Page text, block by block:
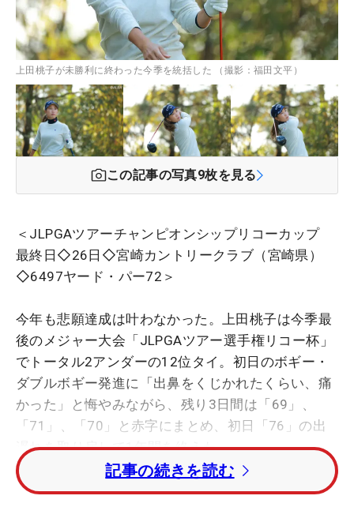
上田桃子が未勝利に終わった今季を統括した （撮影：福田文平）
この記事の写真9枚を見る
＜JLPGAツアーチャンピオンシップリコーカップ
最終日◇26日◇宮崎カントリークラブ（宮崎県）
◇6497ヤード・パー72＞
今年も悲願達成は叶わなかった。上田桃子は今季最
後のメジャー大会「JLPGAツアー選手権リコー杯」
でトータル2アンダーの12位タイ。初日のボギー・
ダブルボギー発進に「出鼻をくじかれたくらい、痛
かった」と悔やみながら、残り3日間は「69」、
「71」、「70」と赤字にまとめ、初日「76」の出
遅れを取り戻して1年間を終えた。
プロ19年目の37歳。通算16勝を誇るトッププレー
記事の続きを読む